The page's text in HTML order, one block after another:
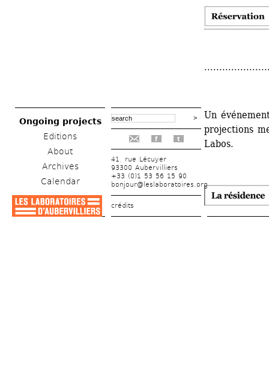
Ongoing projects
Editions
About
Archives
Calendar
f t
41, rue Lécuyer
93300 Aubervilliers
+33 (0)1 53 56 15 90
bonjour@leslaboratoires.org
crédits
Un
projections
Labos.